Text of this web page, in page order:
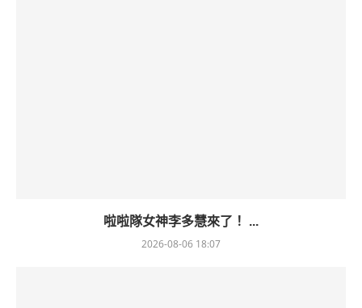
啦啦隊女神李多慧來了！ ...
2026-08-06 18:07